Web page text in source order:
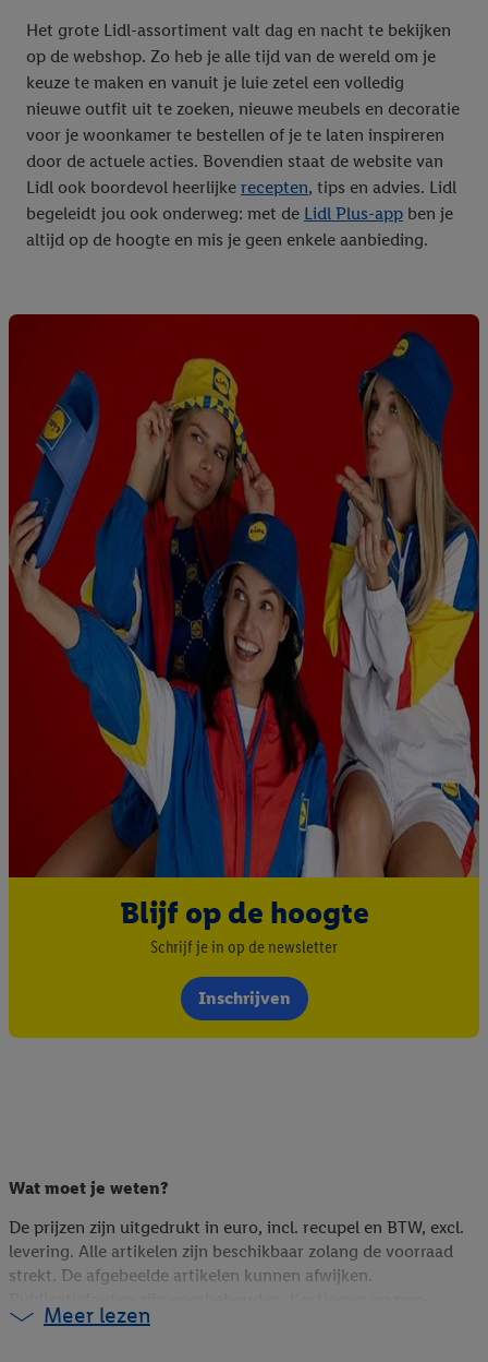
Het grote Lidl-assortiment valt dag en nacht te bekijken
op de webshop. Zo heb je alle tijd van de wereld om je
keuze te maken en vanuit je luie zetel een volledig
nieuwe outfit uit te zoeken, nieuwe meubels en decoratie
voor je woonkamer te bestellen of je te laten inspireren
door de actuele acties. Bovendien staat de website van
Lidl ook boordevol heerlijke recepten, tips en advies. Lidl
begeleidt jou ook onderweg: met de Lidl Plus-app ben je
altijd op de hoogte en mis je geen enkele aanbieding.
Blijf op de hoogte
Schrijf je in op de newsletter
Inschrijven
Wat moet je weten?
De prijzen zijn uitgedrukt in euro, incl. recupel en BTW, excl.
levering. Alle artikelen zijn beschikbaar zolang de voorraad
strekt. De afgebeelde artikelen kunnen afwijken.
foodartikelen zijn berekend op de webshopprijs (indien online
Meer lezen